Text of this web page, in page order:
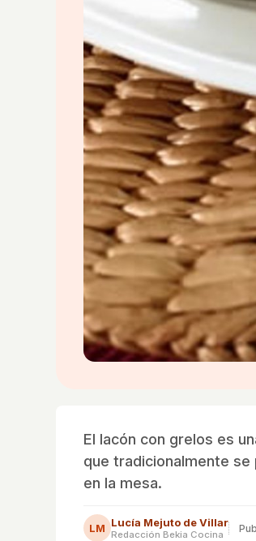
El lacón con grelos es
que tradicionalmente se
en la mesa.
LM Lucía Mejuto de Villar
Redacción Bekia Cocina